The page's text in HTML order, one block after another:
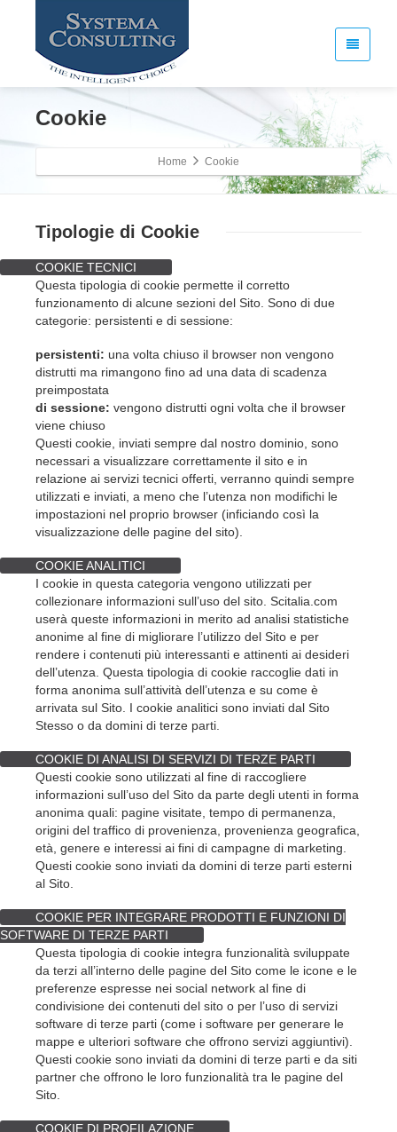
Cookie
Home Cookie
Tipologie di Cookie
COOKIE TECNICI
Questa tipologia di cookie permette il corretto
funzionamento di alcune sezioni del Sito. Sono di due
categorie: persistenti e di sessione:
persistenti: una volta chiuso il browser non vengono
distrutti ma rimangono fino ad una data di scadenza
preimpostata
di sessione: vengono distrutti ogni volta che il browser
viene chiuso
Questi cookie, inviati sempre dal nostro dominio, sono
necessari a visualizzare correttamente il sito e in
relazione ai servizi tecnici offerti, verranno quindi sempre
utilizzati e inviati, a meno che l’utenza non modifichi le
impostazioni nel proprio browser (inficiando così la
visualizzazione delle pagine del sito).
COOKIE ANALITICI
I cookie in questa categoria vengono utilizzati per
collezionare informazioni sull’uso del sito. Scitalia.com
userà queste informazioni in merito ad analisi statistiche
anonime al fine di migliorare l’utilizzo del Sito e per
rendere i contenuti più interessanti e attinenti ai desideri
dell’utenza. Questa tipologia di cookie raccoglie dati in
forma anonima sull’attività dell’utenza e su come è
arrivata sul Sito. I cookie analitici sono inviati dal Sito
Stesso o da domini di terze parti.
COOKIE DI ANALISI DI SERVIZI DI TERZE PARTI
Questi cookie sono utilizzati al fine di raccogliere
informazioni sull’uso del Sito da parte degli utenti in forma
anonima quali: pagine visitate, tempo di permanenza,
origini del traffico di provenienza, provenienza geografica,
età, genere e interessi ai fini di campagne di marketing.
Questi cookie sono inviati da domini di terze parti esterni
al Sito.
COOKIE PER INTEGRARE PRODOTTI E FUNZIONI DI
SOFTWARE DI TERZE PARTI
Questa tipologia di cookie integra funzionalità sviluppate
da terzi all’interno delle pagine del Sito come le icone e le
preferenze espresse nei social network al fine di
condivisione dei contenuti del sito o per l’uso di servizi
software di terze parti (come i software per generare le
mappe e ulteriori software che offrono servizi aggiuntivi).
Questi cookie sono inviati da domini di terze parti e da siti
partner che offrono le loro funzionalità tra le pagine del
Sito.
COOKIE DI PROFILAZIONE